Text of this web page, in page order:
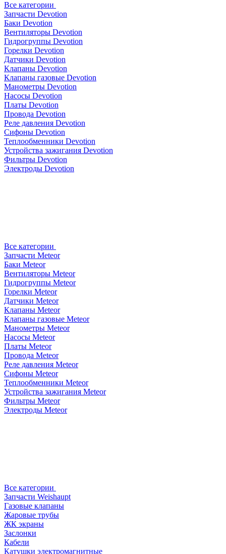
Все категории
Запчасти Devotion
Баки Devotion
Вентиляторы Devotion
Гидрогруппы Devotion
Горелки Devotion
Датчики Devotion
Клапаны Devotion
Клапаны газовые Devotion
Манометры Devotion
Насосы Devotion
Платы Devotion
Провода Devotion
Реле давления Devotion
Сифоны Devotion
Теплообменники Devotion
Устройства зажигания Devotion
Фильтры Devotion
Электроды Devotion
Все категории
Запчасти Meteor
Баки Meteor
Вентиляторы Meteor
Гидрогруппы Meteor
Горелки Meteor
Датчики Meteor
Клапаны Meteor
Клапаны газовые Meteor
Манометры Meteor
Насосы Meteor
Платы Meteor
Провода Meteor
Реле давления Meteor
Сифоны Meteor
Теплообменники Meteor
Устройства зажигания Meteor
Фильтры Meteor
Электроды Meteor
Все категории
Запчасти Weishaupt
Газовые клапаны
Жаровые трубы
ЖК экраны
Заслонки
Кабели
Катушки электромагнитные